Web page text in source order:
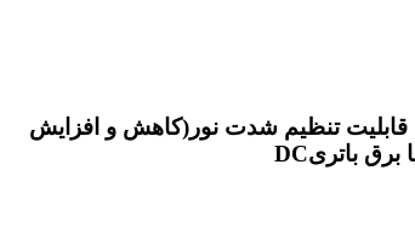
قابلیت تنظیم شدت نور(کاهش و افزایش